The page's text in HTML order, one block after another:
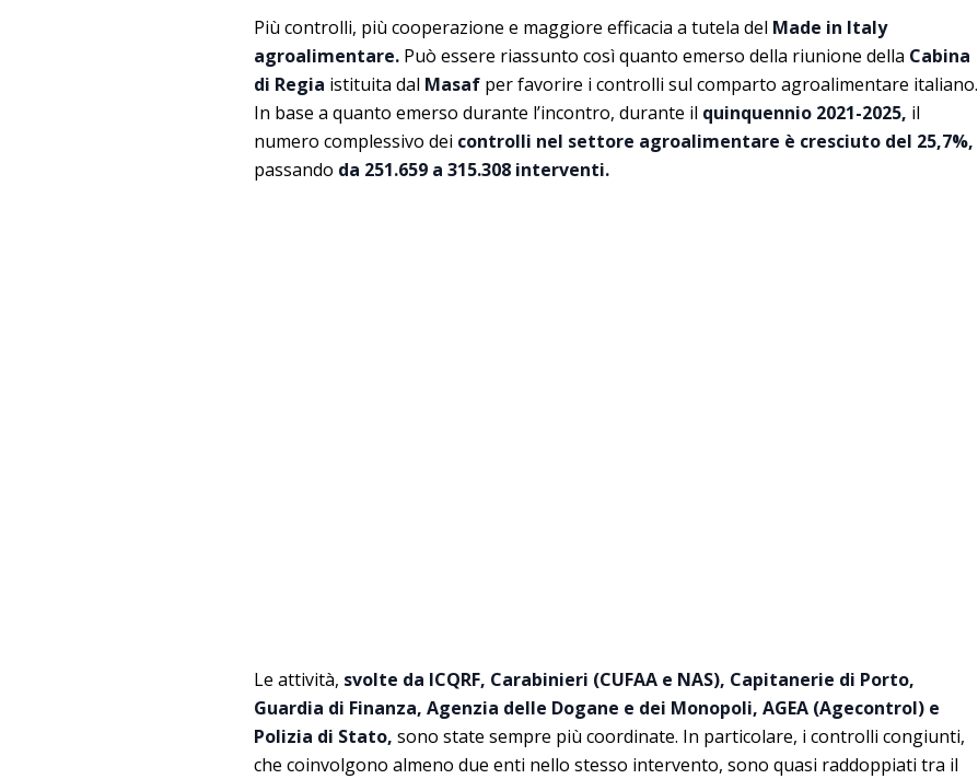
Più controlli, più cooperazione e maggiore efficacia a tutela del Made in Italy
agroalimentare. Può essere riassunto così quanto emerso della riunione della Cabina
di Regia istituita dal Masaf per favorire i controlli sul comparto agroalimentare italiano.
In base a quanto emerso durante l’incontro, durante il quinquennio 2021-2025, il
numero complessivo dei controlli nel settore agroalimentare è cresciuto del 25,7%,
passando da 251.659 a 315.308 interventi.
Le attività, svolte da ICQRF, Carabinieri (CUFAA e NAS), Capitanerie di Porto,
Guardia di Finanza, Agenzia delle Dogane e dei Monopoli, AGEA (Agecontrol) e
Polizia di Stato, sono state sempre più coordinate. In particolare, i controlli congiunti,
che coinvolgono almeno due enti nello stesso intervento, sono quasi raddoppiati tra il